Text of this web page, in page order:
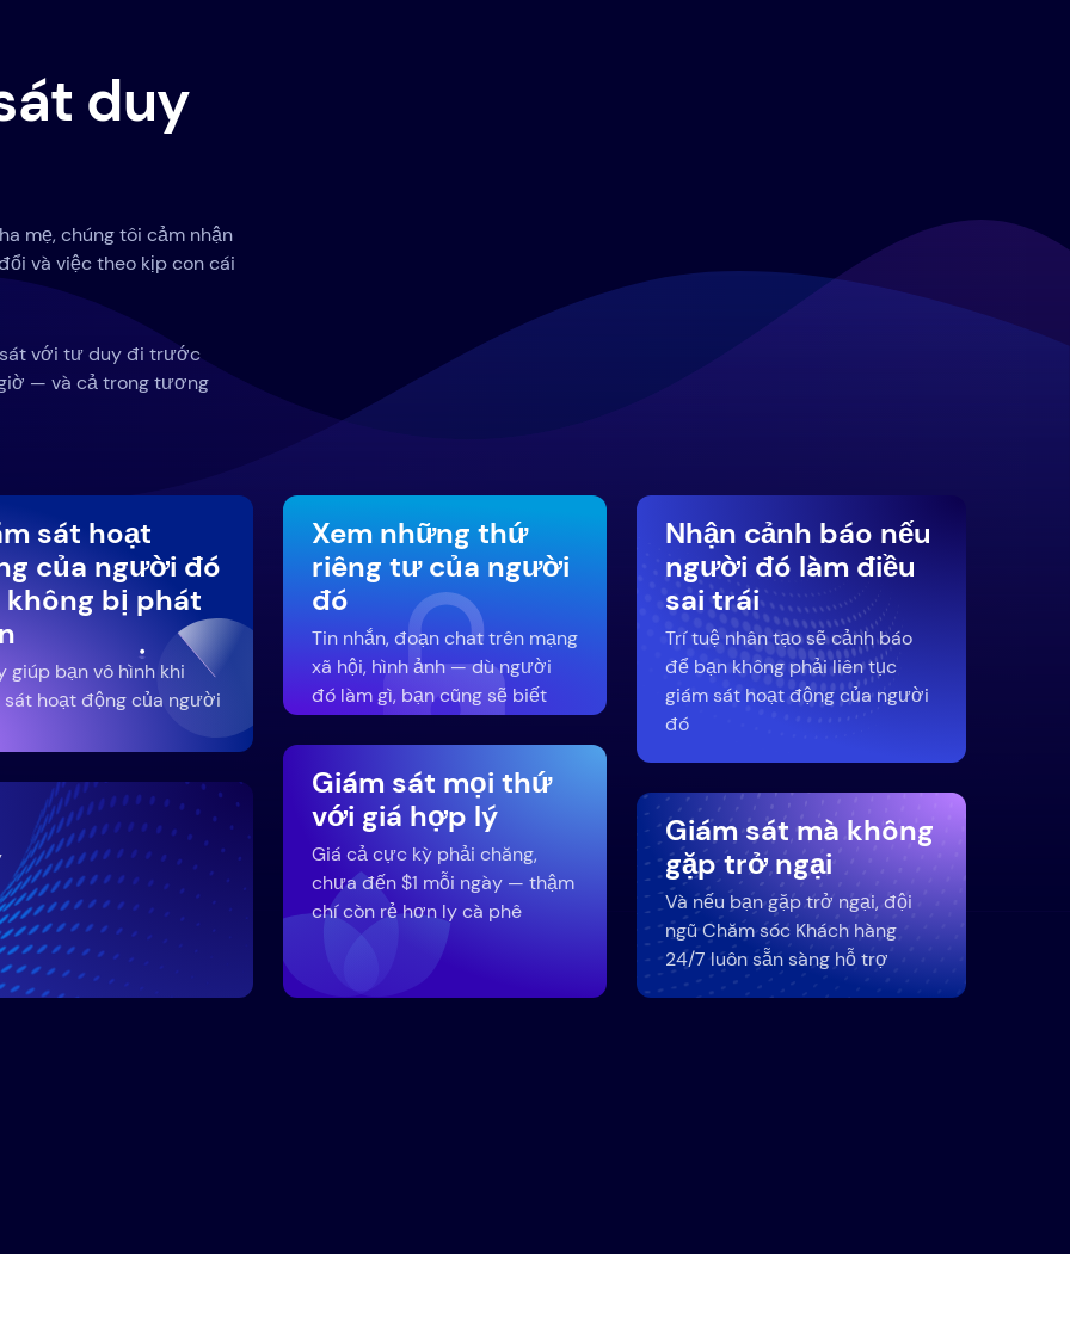
duy
mẹ, chúng tôi cảm nhận
và việc theo kịp con cái
sát với tư duy đi trước
— và cả trong tương
sát hoạt
của người đó
không bị phát
giúp bạn vô hình khi
sát hoạt động của người
Xem những thứ
riêng tư của người
đó
Tin nhắn, đoạn chat trên mạng
xã hội, hình ảnh — dù người
đó làm gì, bạn cũng sẽ biết
Giám sát mọi thứ
với giá hợp lý
Giá cả cực kỳ phải chăng,
chưa đến $1 mỗi ngày — thậm
chí còn rẻ hơn ly cà phê
Nhận cảnh báo nếu
người đó làm điều
sai trái
Trí tuệ nhân tạo sẽ cảnh báo
để bạn không phải liên tục
giám sát hoạt động của người
đó
Giám sát mà không
gặp trở ngại
Và nếu bạn gặp trở ngại, đội
ngũ Chăm sóc Khách hàng
24/7 luôn sẵn sàng hỗ trợ